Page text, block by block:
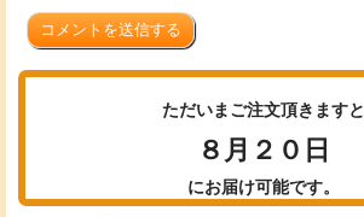
コメントを送信する
ただいまご注文頂きますと
８月２０日
にお届け可能です。